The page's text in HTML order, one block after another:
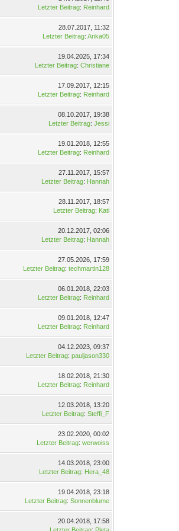
Letzter Beitrag: Reinhard
28.07.2017, 11:32
Letzter Beitrag:Anka05
19.04.2025, 17:34
Letzter Beitrag:Christiane
17.09.2017, 12:15
Letzter Beitrag: Reinhard
08.10.2017, 19:38
Letzter Beitrag:Jessi
19.01.2018, 12:55
Letzter Beitrag: Reinhard
27.11.2017, 15:57
Letzter Beitrag: Hannah
28.11.2017, 18:57
Letzter Beitrag: Kati
20.12.2017, 02:06
Letzter Beitrag: Hannah
27.05.2026, 17:59
Letzter Beitrag:techmartin128
06.01.2018, 22:03
Letzter Beitrag: Reinhard
09.01.2018, 12:47
Letzter Beitrag: Reinhard
04.12.2023, 09:37
Letzter Beitrag:pauljason330
18.02.2018, 21:30
Letzter Beitrag: Reinhard
12.03.2018, 13:20
Letzter Beitrag:Steffi_F
23.02.2020, 00:02
Letzter Beitrag:werwoiss
14.03.2018, 23:00
Letzter Beitrag: Hera_48
19.04.2018, 23:18
Letzter Beitrag:Sonnenblume
20.04.2018, 17:58